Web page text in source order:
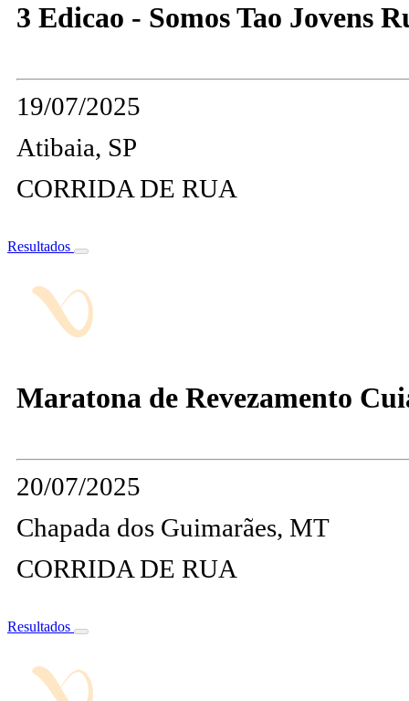
3 Edicao - Somos Tao Jovens
19/07/2025
Atibaia, SP
CORRIDA DE RUA
Resultados
Maratona de Revezamento
20/07/2025
Chapada dos Guimarães, MT
CORRIDA DE RUA
Resultados